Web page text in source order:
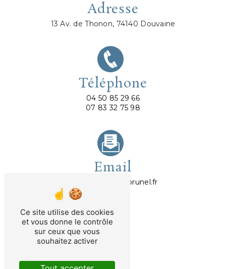
Adresse
13 Av. de Thonon, 74140 Douvaine
Téléphone
04 50 85 29 66
07 83 32 75 98
Email
abrunel@avocatbrunel.fr
Ce site utilise des cookies
et vous donne le contrôle
sur ceux que vous
souhaitez activer